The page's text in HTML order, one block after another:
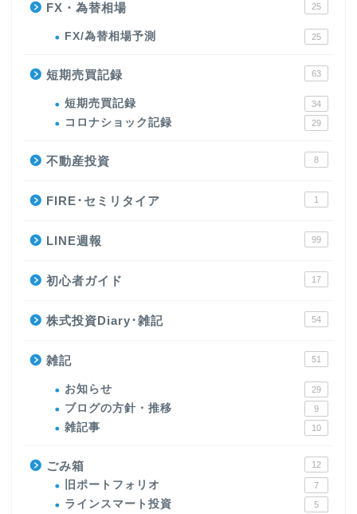
FX・為替相場 25
FX/為替相場予測 25
短期売買記録 63
短期売買記録 34
コロナショック記録 29
不動産投資 8
FIRE･セミリタイア 1
LINE週報 99
初心者ガイド 17
株式投資Diary･雑記 54
雑記 51
お知らせ 29
ブログの方針・推移 9
雑記事 10
ごみ箱 12
旧ポートフォリオ 7
ラインスマート投資 5